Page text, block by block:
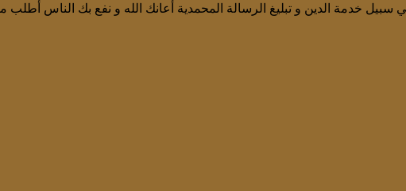
خدمة الدين و تبليغ الرسالة المحمدية أعانك الله و نفع بك الناس